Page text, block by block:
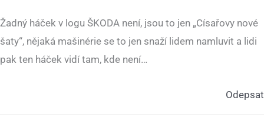
Žadný háček v logu ŠKODA není, jsou to jen „Císařovy nové
šaty“, nějaká mašinérie se to jen snaží lidem namluvit a lidi
pak ten háček vidí tam, kde není…
Odepsat